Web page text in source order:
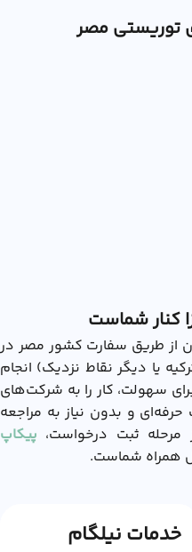
توریستی مصر
کنار شماست
از طریق سفارت کشور مصر در
یا دیگر نقاط نزدیک) انجام
سهولت، کار را به شرکت‌های
حرفه‌ای و بدون نیاز به مراجعه
مرحله ثبت درخواست، پیکاپ
همراه شماست.
خدمات نیلگام